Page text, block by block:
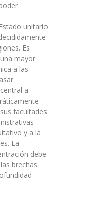
unitario
Es
mayor
a las
a
facultades
y a la
La
debe
brechas